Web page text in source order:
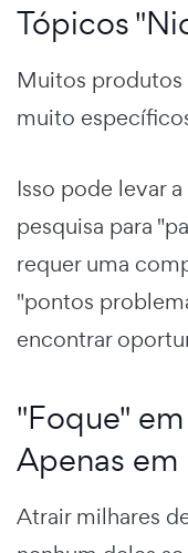
Tópicos
Muitos produtos
muito
Isso pode levar
pesquisa para
requer uma
"pontos
encontrar
"Foque"
Apenas
Atrair milhares